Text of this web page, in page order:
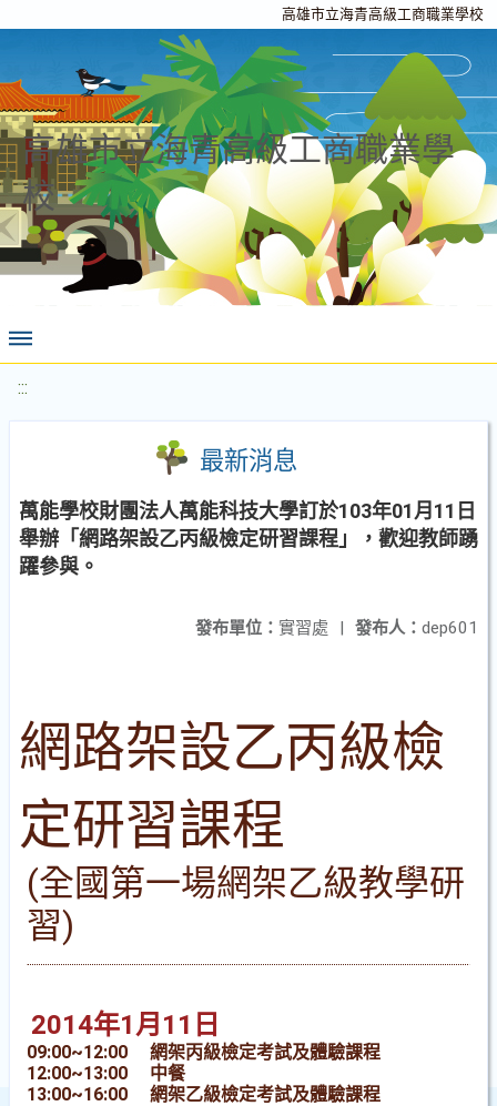
高雄市立海青高級工商職業學校
高雄市立海青高級工商職業學
校
:::
最新消息
萬能學校財團法人萬能科技大學訂於103年01月11日
舉辦「網路架設乙丙級檢定研習課程」，歡迎教師踴
躍參與。
發布人： dep601
發布單位： 實習處 |
網路架設乙丙級檢
定研習課程
(全國第一場網架乙級教學研
習)
2014年1月11日
09:00~12:00 網架丙級檢定考試及體驗課程
12:00~13:00 中餐
13:00~16:00 網架乙級檢定考試及體驗課程